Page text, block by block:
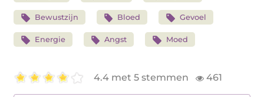
Bewustzijn Bloed Gevoel
Energie Angst Moed
4.4 met 5 stemmen 461